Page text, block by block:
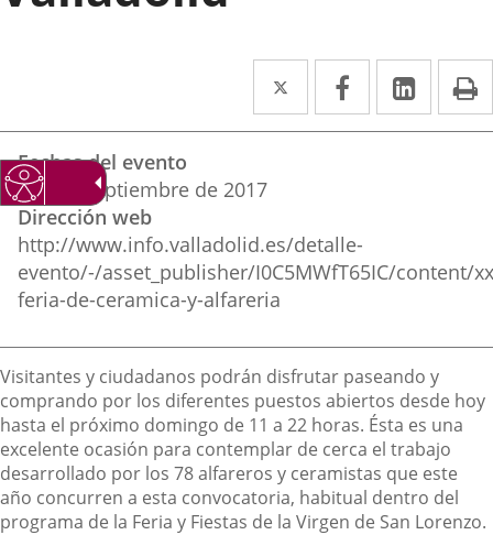
Twitter
Enlace
a
externa.
Facebook
Enlace
a
Enlace
a
del
evento
Fechas del evento
6al septiembre de 2017
Dirección web
http://www.info.valladolid.es/detalle-
evento/-/asset_publisher/I0C5MWfT65IC/content/
feria-de-ceramica-y-alfareria
Descripción
Visitantes y ciudadanos podrán disfrutar paseando y
comprando por los diferentes puestos abiertos desde hoy
hasta el próximo domingo de 11 a 22 horas. Ésta es una
excelente ocasión para contemplar de cerca el trabajo
desarrollado por los 78 alfareros y ceramistas que este
año concurren a esta convocatoria, habitual dentro del
programa de la Feria y Fiestas de la Virgen de San Lorenzo.